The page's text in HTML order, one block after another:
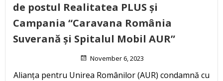
de postul Realitatea PLUS și
Campania “Caravana România
Suverană și Spitalul Mobil AUR”
November 6, 2023
Alianța pentru Unirea Românilor (AUR) condamnă cu